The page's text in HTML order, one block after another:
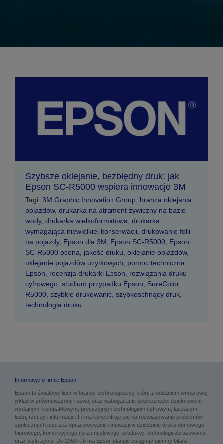
Szybsze oklejanie, bezbłędny druk: jak
Epson SC-R5000 wspiera innowacje 3M
Tagi: 3M Graphic Innovation Group
branża oklejania
pojazdów, drukarka na atrament żywiczny na bazie
wody, drukarka wielkoformatowa drukarka
wymagająca niewielkiej konserwacji drukowanie folii
na pojazdy, Epson dla 3M Epson SC-R5000 Epson
SC-R5000 ocena
jakość druku oklejanie pojazdów,
oklejanie pojazdów użytkowych
pomoc techniczna
Epson
recenzja drukarki Epson
rozwiązania druku
cyfrowego studium przypadku Epson
SureColor
R5000 szybkie drukowanie szybkoschnący druk
technologia druku
Informacje o firmie Epson
Epson to światowy lider w branży technologicznej, który z oddaniem wnosi swój
wkład w zrównoważony rozwój oraz wzbogacanie społeczności dzięki swoim
wydajnym, kompaktowym, precyzyjnym technologiom cyfrowym, łączącym
ludzi, rzeczy i informacje. Firma koncentruje się na rozwiązywaniu problemów
społecznych poprzez opracowywanie innowacji w dziedzinie druku domowego,
biurowego, komercyjnego i przemysłowego, produkcji, technologii obrazowania
oraz stylu życia. Do 2050 r. firma Epson planuje osiągnąć ujemny bilans